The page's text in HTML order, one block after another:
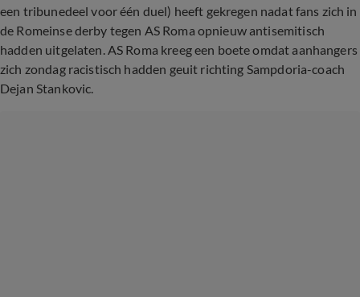
een tribunedeel voor één duel) heeft gekregen nadat fans zich in
de Romeinse derby tegen AS Roma opnieuw antisemitisch
hadden uitgelaten. AS Roma kreeg een boete omdat aanhangers
zich zondag racistisch hadden geuit richting Sampdoria-coach
Dejan Stankovic.